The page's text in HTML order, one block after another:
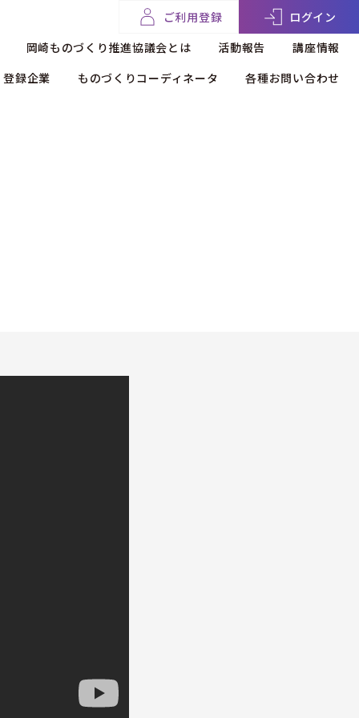
岡崎ものづくり推進協議会とは 活動報告
講座情報
登録企業
ものづくりコーディネータ 各種お問い合わせ
ご利用登録 ログイン